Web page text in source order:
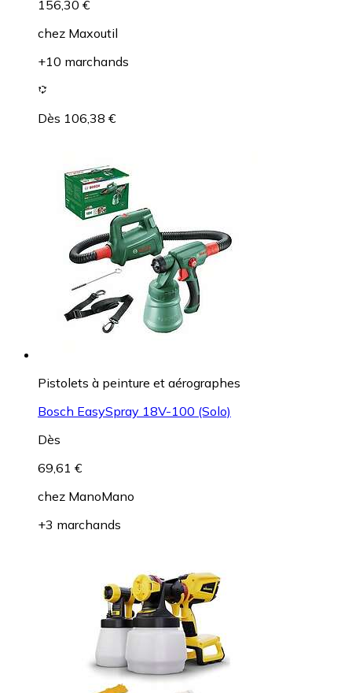
156,30 €
chez Maxoutil
+10 marchands
Dès 106,38 €
Pistolets à peinture et aérographes
Bosch EasySpray 18V-100 (Solo)
Dès
69,61 €
chez ManoMano
+3 marchands